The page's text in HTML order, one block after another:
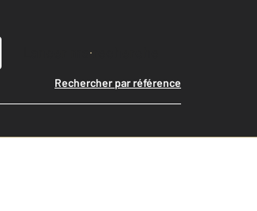
Lancer ma recherche
Rechercher par référence